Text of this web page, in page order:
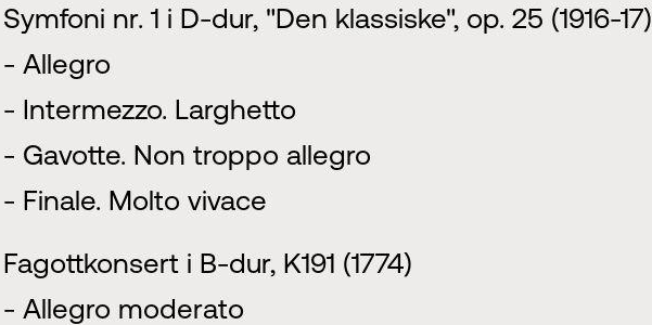
Symfoni nr. 1 i D-dur, "Den klassiske", op. 25 (1916-17)
- Allegro
- Intermezzo. Larghetto
- Gavotte. Non troppo allegro
- Finale. Molto vivace
Fagottkonsert i B-dur, K191 (1774)
- Allegro moderato